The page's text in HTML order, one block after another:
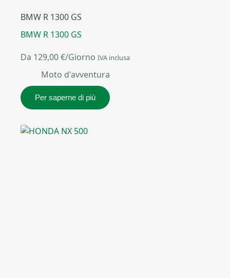
BMW R 1300 GS
BMW R 1300 GS
Da 129,00€/Giorno IVA inclusa
Moto d'avventura
Per saperne di più